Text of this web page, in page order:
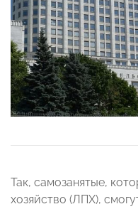
Так, самозанятые,
хозяйство (ЛПХ),